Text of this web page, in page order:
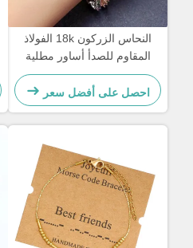
النحاس الزركون 18k الفولاذ
المقاوم للصدأ أساور مطلية
بالذهب سوار نسائي مرصع
بالألماس
احصل على أفضل سعر